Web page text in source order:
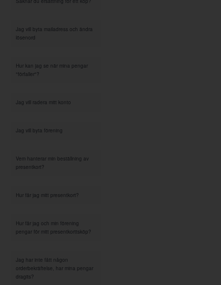
Jag vill byta mailadress och ändra
lösenord
Hur kan jag se när mina pengar
"förfaller"?
Jag vill radera mitt konto
Jag vill byta förening
Vem hanterar min beställning av
presentkort?
Hur får jag mitt presentkort?
Hur får jag och min förening
pengar för mitt presentkorttsköp?
Jag har inte fått någon
orderbekräftelse, har mina pengar
dragits?